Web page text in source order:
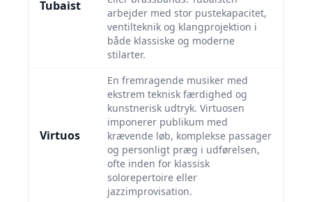
Tubaist
arbejder med stor pustekapacitet,
ventilteknik og klangprojektion i
både klassiske og moderne
stilarter.
Virtuos
En fremragende musiker med
ekstrem teknisk færdighed og
kunstnerisk udtryk. Virtuosen
imponerer publikum med
krævende løb, komplekse passager
og personligt præg i udførelsen,
ofte inden for klassisk
solorepertoire eller
jazzimprovisation.